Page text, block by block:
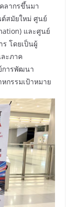
ลากรขึ้นมา
สมัยใหม่ ศูนย์
และศูนย์
ร โดยเป็นผู้
ะภาค
การพัฒนา
กรรมเป้าหมาย